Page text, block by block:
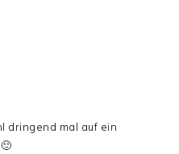
dringend mal auf ein